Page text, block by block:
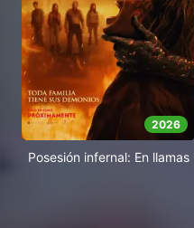
2026
Posesión infernal: En llamas